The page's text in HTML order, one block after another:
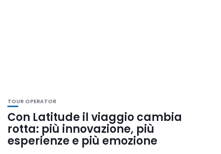
TOUR OPERATOR
Con Latitude il viaggio cambia
rotta: più innovazione, più
esperienze e più emozione